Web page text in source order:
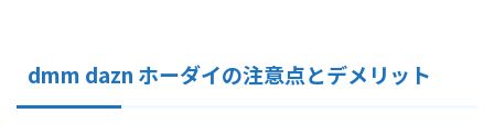
dmm dazn ホーダイの注意点とデメリット